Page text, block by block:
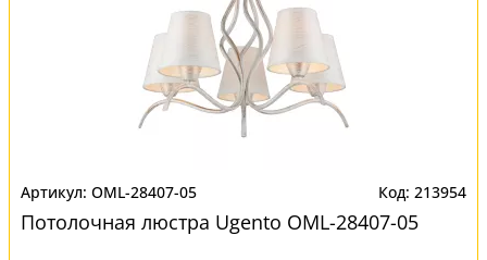
OML-28407-05 213954
Потолочная люстра Ugento OML-28407-05